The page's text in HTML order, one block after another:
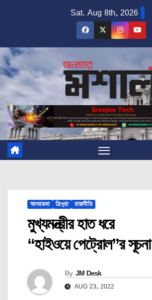
Sat. Aug 8th, 2026
আগরতলা ত্রিপুরা রাজনীতি
মুখ্যমন্ত্রীর হাত ধরে
“হাইওয়ে পেট্রোল”র
By JM Desk
AUG 23, 2022